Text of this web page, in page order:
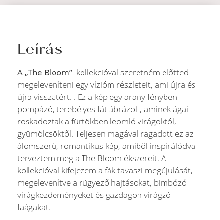
Leírás
A „The Bloom” kollekcióval szeretném előtted
megeleveníteni egy vízióm részleteit, ami újra és
újra visszatért. . Ez a kép egy arany fényben
pompázó, terebélyes fát ábrázolt, aminek ágai
roskadoztak a fürtökben leomló virágoktól,
gyümölcsöktől. Teljesen magával ragadott ez az
álomszerű, romantikus kép, amiből inspirálódva
terveztem meg a The Bloom ékszereit. A
kollekcióval kifejezem a fák tavaszi megújulását,
megelevenítve a rügyező hajtásokat, bimbózó
virágkezdeményeket és gazdagon virágzó
faágakat.